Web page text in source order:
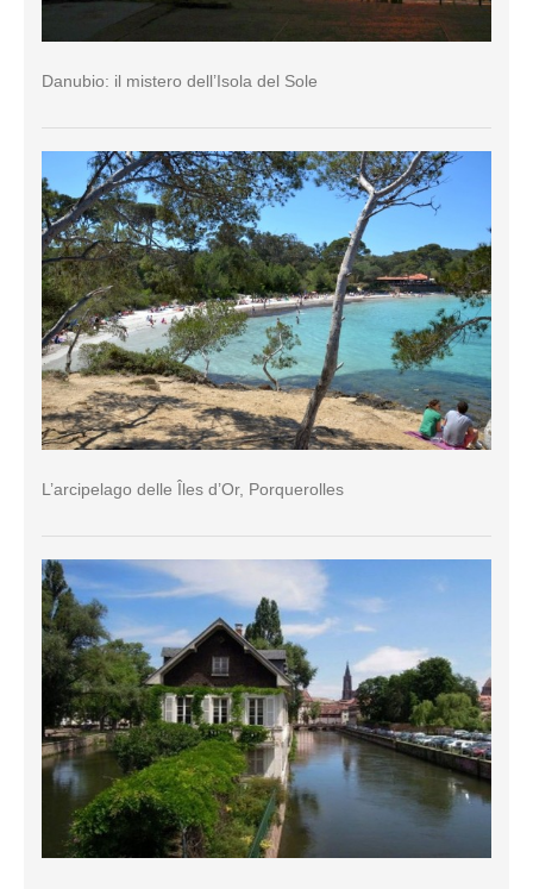
Danubio: il mistero dell’Isola del Sole
L’arcipelago delle Îles d’Or, Porquerolles